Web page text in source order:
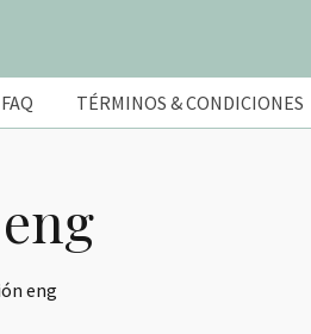
FAQ TÉRMINOS & CONDICIONES
eng